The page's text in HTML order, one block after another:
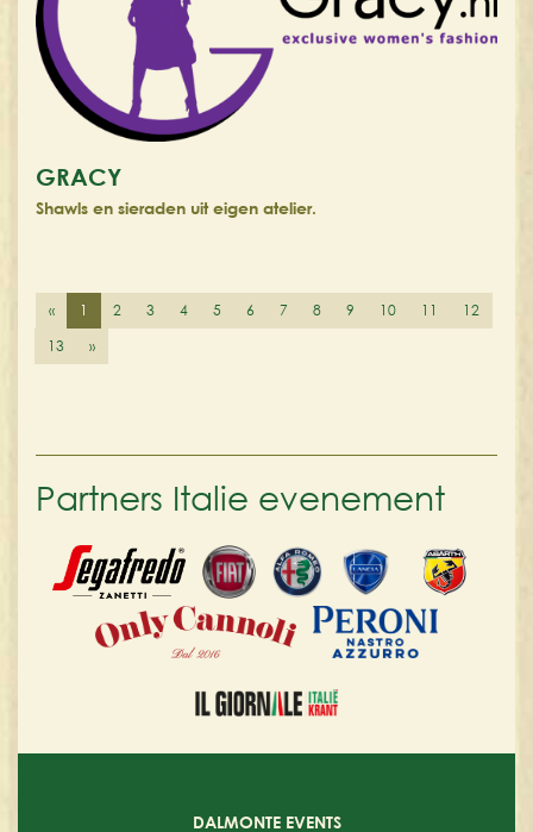
GRACY
Shawls en sieraden uit eigen atelier.
« 1 2 3 4 5 6 7 8 9 10 11
12
13
»
Partners Italie evenement
DALMONTE EVENTS